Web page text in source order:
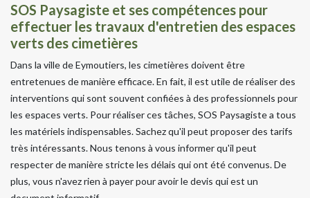
SOS Paysagiste et ses compétences pour
effectuer les travaux d'entretien des espaces
verts des cimetières
Dans la ville de Eymoutiers, les cimetières doivent être
entretenues de manière efficace. En fait, il est utile de réaliser des
interventions qui sont souvent confiées à des professionnels pour
les espaces verts. Pour réaliser ces tâches, SOS Paysagiste a tous
les matériels indispensables. Sachez qu'il peut proposer des tarifs
très intéressants. Nous tenons à vous informer qu'il peut
respecter de manière stricte les délais qui ont été convenus. De
plus, vous n'avez rien à payer pour avoir le devis qui est un